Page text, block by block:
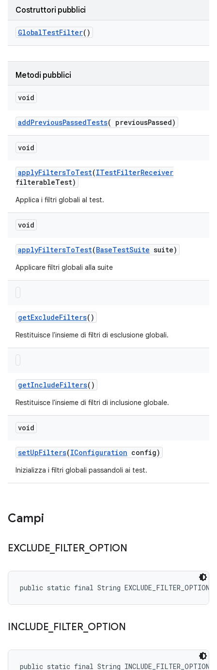
Costruttori pubblici
GlobalTestFilter()
Metodi pubblici
void
addPreviousPassedTests( previousPassed)
void
applyFiltersToTest(ITestFilterReceiver
filterableTest)
Applica i filtri globali al test.
void
applyFiltersToTest(BaseTestSuite suite)
Applicare filtri globali alla suite
getExcludeFilters()
Restituisce l'insieme di filtri di esclusione globali.
getIncludeFilters()
Restituisce l'insieme di filtri di inclusione globale.
void
setUpFilters(IConfiguration config)
Inizializza i filtri globali passandoli ai test.
Campi
EXCLUDE FILTER_ OPTION
public static final String EXCLUDE_FILTER_OPTION
INCLUDE FILTER_ OPTION
public static final String INCLUDE_FILTER_OPTION